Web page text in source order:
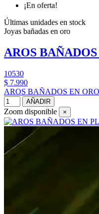
¡En oferta!
Últimas unidades en stock
Joyas bañadas en oro
AROS
10530
$ 7.990
AROS BAÑADOS EN
AÑADIR
Zoom disponible ×